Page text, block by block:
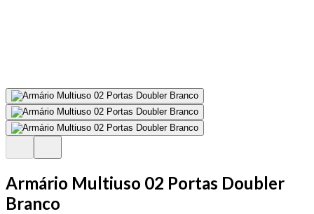
Armário Multiuso 02 Portas Doubler
Branco